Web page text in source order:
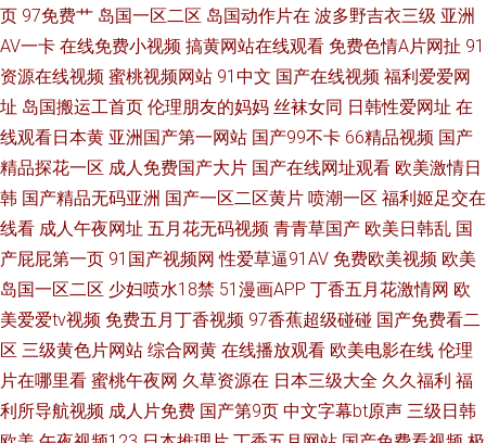
页 97免费艹 岛国一区二区 岛国动作片在 波多野吉衣三级 亚洲
AV一卡 在线免费小视频 搞黄网站在线观看 免费色情A片网扯 91
资源在线视频 蜜桃视频网站 91中文 国产在线视频 福利爱爱网
址 岛国搬运工首页 伦理朋友的妈妈 丝袜女同 日韩性爱网址 在
线观看日本黄 亚洲国产第一网站 国产99不卡 66精品视频 国产
精品探花一区 成人免费国产大片 国产在线网址观看 欧美激情日
韩 国产精品无码亚洲 国产一区二区黄片 喷潮一区 福利姬足交在
线看 成人午夜网址 五月花无码视频 青青草国产 欧美日韩乱 国
产屁屁第一页 91国产视频网 性爱草逼91AV 免费欧美视频 欧美
岛国一区二区 少妇喷水18禁 51漫画APP 丁香五月花激情网 欧
美爱爱tv视频 免费五月丁香视频 97香蕉超级碰碰 国产免费看二
区 三级黄色片网站 综合网黄 在线播放观看 欧美电影在线 伦理
片在哪里看 蜜桃午夜网 久草资源在 日本三级大全 久久福利 福
利所导航视频 成人片免费 国产第9页 中文字幕bt原声 三级日韩